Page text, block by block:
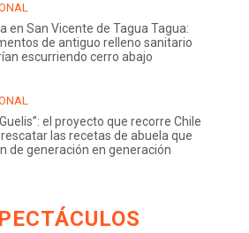
en San Vicente de Tagua Tagua:
de antiguo relleno sanitario
escurriendo cerro abajo
el proyecto que recorre Chile
las recetas de abuela que
de generación en generación